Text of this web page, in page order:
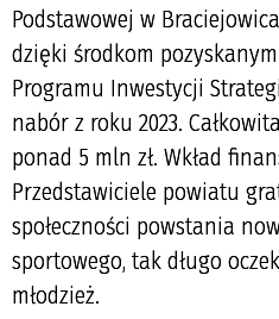
Podstawowej w
dzięki środkom
Programu Inwestycji
nabór z roku 2023.
ponad 5 mln zł. Wkład
Przedstawiciele powiatu
społeczności powstania
sportowego, tak długo
młodzież.